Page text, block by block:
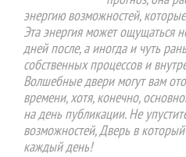
энергию возможностей,
Эта энергия может ощущаться
дней после, а иногда и чуть
собственных процессов и
Волшебные двери могут вам
времени, хотя, конечно,
на день публикации. Не
возможностей, Дверь в
каждый день!